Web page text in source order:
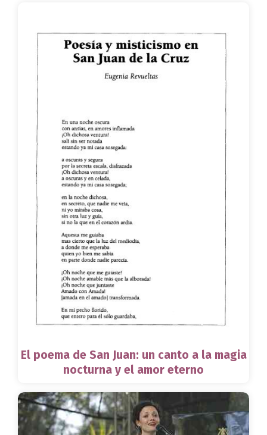
El poema de San Juan: un canto a la magia
nocturna y el amor eterno